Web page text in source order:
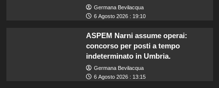
Germana Bevilacqua
6 Agosto 2026 : 19:10
ASPEM Narni assume operai:
concorso per posti a tempo
indeterminato in Umbria.
Germana Bevilacqua
6 Agosto 2026 : 13:15